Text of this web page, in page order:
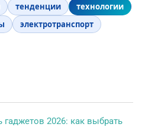
тенденции
технологии
электротранспорт
2026: как выбрать